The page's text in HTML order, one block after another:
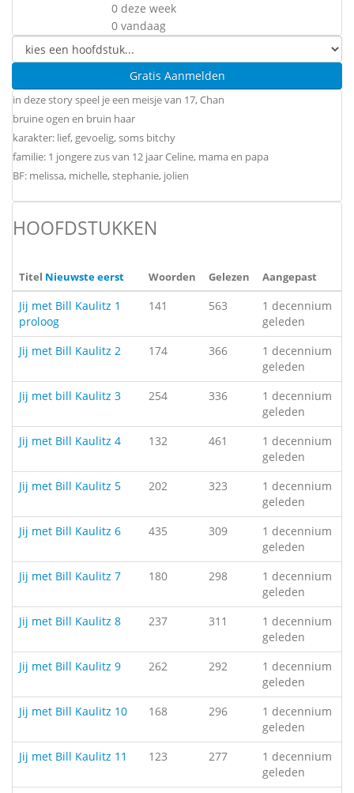
0 deze week
0 vandaag
Gratis Aanmelden
in deze story speel je een meisje van 17, Chan
bruine ogen en bruin haar
karakter: lief, gevoelig, soms bitchy
familie: 1 jongere zus van 12 jaar Celine, mama en papa
BF: melissa, michelle, stephanie, jolien
HOOFDSTUKKEN
Titel Nieuwste eerst Woorden Gelezen Aangepast
Jij met Bill Kaulitz 1
proloog
141 563
1 decennium
geleden
Jij met Bill Kaulitz 2
174 366
1 decennium
geleden
Jij met bill Kaulitz 3
254 336
1 decennium
geleden
Jij met Bill Kaulitz 4
132 461
1 decennium
geleden
Jij met Bill Kaulitz 5
202 323
1 decennium
geleden
Jij met Bill Kaulitz 6
435 309
1 decennium
geleden
Jij met Bill Kaulitz 7
180 298
1 decennium
geleden
Jij met Bill Kaulitz 8
237 311
1 decennium
geleden
Jij met Bill Kaulitz 9
262 292
1 decennium
geleden
Jij met Bill Kaulitz 10
168 296
1 decennium
geleden
Jij met Bill Kaulitz 11
123 277
1 decennium
geleden